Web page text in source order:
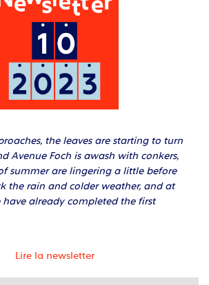
the leaves are starting to turn
Avenue Foch is awash with conkers,
summer are lingering a little before
the rain and colder weather, and at
have already completed the first
Lire la newsletter